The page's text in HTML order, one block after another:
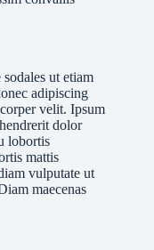
ut etiam
adipiscing
velit. Ipsum
dolor
lobortis
mattis
vulputate ut
maecenas